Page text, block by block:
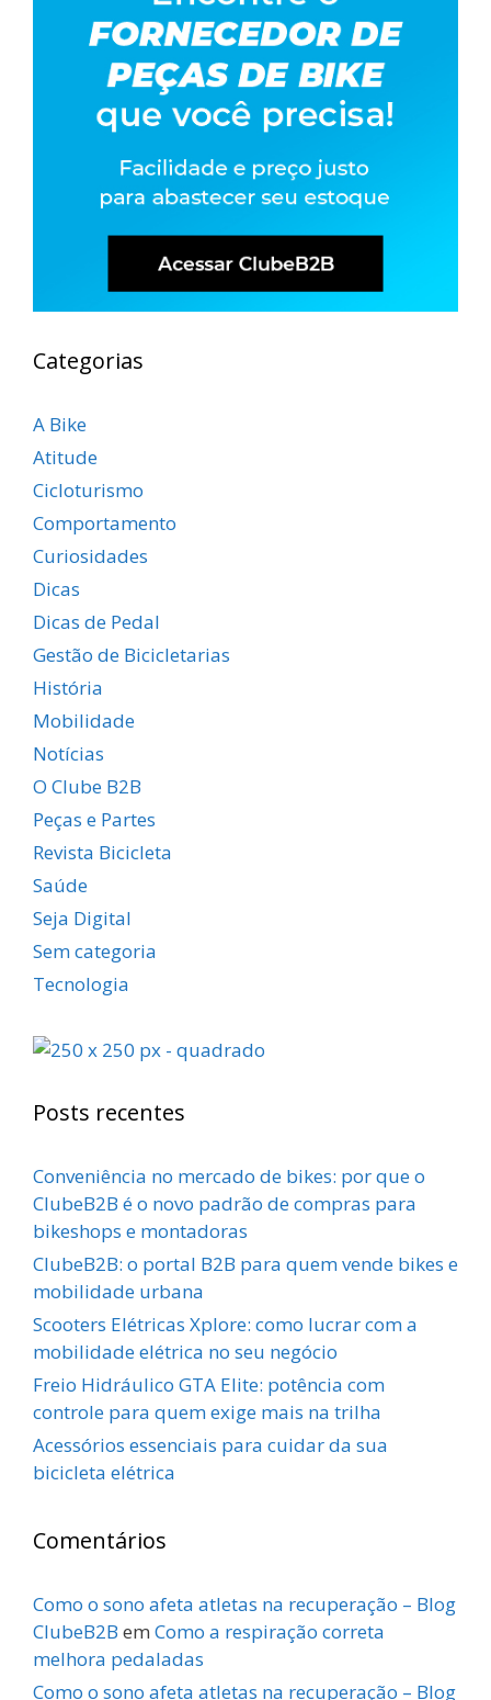
Categorias
A Bike
Atitude
Cicloturismo
Comportamento
Curiosidades
Dicas
Dicas de Pedal
Gestão de Bicicletarias
História
Mobilidade
Notícias
O Clube B2B
Peças e Partes
Revista Bicicleta
Saúde
Seja Digital
Sem categoria
Tecnologia
Posts recentes
Conveniência no mercado de bikes: por que o
ClubeB2B é o novo padrão de compras para
bikeshops e montadoras
ClubeB2B: o portal B2B para quem vende bikes e
mobilidade urbana
Scooters Elétricas Xplore: como lucrar com a
mobilidade elétrica no seu negócio
Freio Hidráulico GTA Elite: potência com
controle para quem exige mais na trilha
Acessórios essenciais para cuidar da sua
bicicleta elétrica
Comentários
Como o sono afeta atletas na recuperação – Blog
ClubeB2B em Como a respiração correta
melhora pedaladas
Como o sono afeta atletas na recuperação – Blog